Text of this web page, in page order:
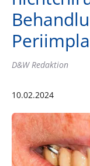
D&W Redaktion
10.02.2024